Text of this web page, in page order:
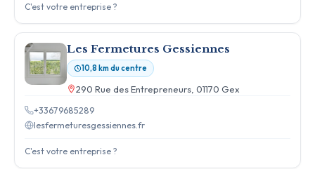
C'est votre entreprise ?
Les Fermetures Gessiennes
10,8 km du centre
290 Rue des Entrepreneurs, 01170 Gex
+33679685289
lesfermeturesgessiennes.fr
C'est votre entreprise ?